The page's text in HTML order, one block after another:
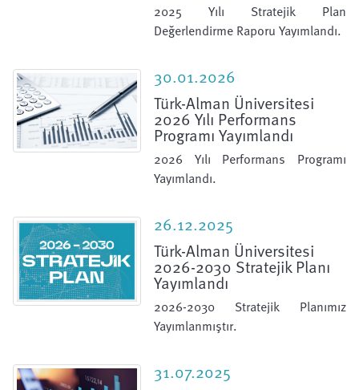
2025 Yılı Stratejik Plan
Değerlendirme Raporu Yayımlandı.
30.01.2026
Türk-Alman Üniversitesi
2026 Yılı Performans
Programı Yayımlandı
2026 Yılı Performans Programı
Yayımlandı.
26.12.2025
Türk-Alman Üniversitesi
2026-2030 Stratejik Planı
Yayımlandı
2026-2030 Stratejik Planımız
Yayımlanmıştır.
31.07.2025